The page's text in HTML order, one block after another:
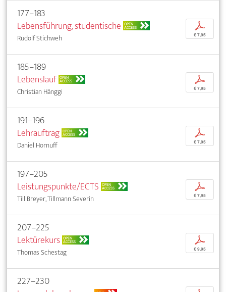
177–183
Lebensführung, studentische OPEN
ACCESS
Rudolf Stichweh
p
€ 7,95
185–189
Lebenslauf OPEN
ACCESS
Christian Hänggi
p
€ 7,95
191–196
Lehrauftrag OPEN
ACCESS
Daniel Hornuff
p
€ 7,95
197–205
Leistungspunkte/ECTS OPEN
ACCESS
Till Breyer, Tillmann Severin
p
€ 7,95
207–225
Lektürekurs OPEN
ACCESS
Thomas Schestag
p
€ 9,95
227–230